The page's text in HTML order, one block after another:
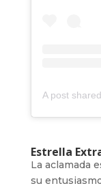
Estrella
La aclamada
su